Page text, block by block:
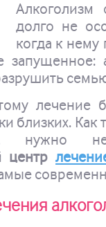
Алкоголизм
долго не
когда к нему
запущенное:
лечение
близких.
нужно
центр